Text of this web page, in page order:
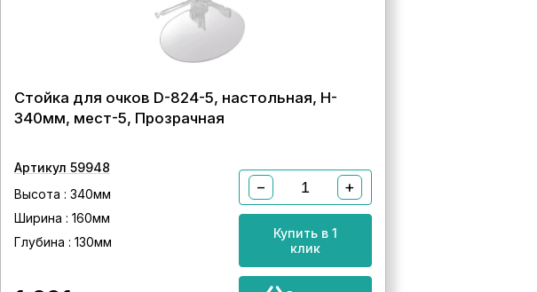
Стойка для очков D-824-5, настольная, H-
340мм, мест-5, Прозрачная
Артикул 59948
Высота : 340мм
Ширина : 160мм
Глубина : 130мм
− +
Купить в 1
клик